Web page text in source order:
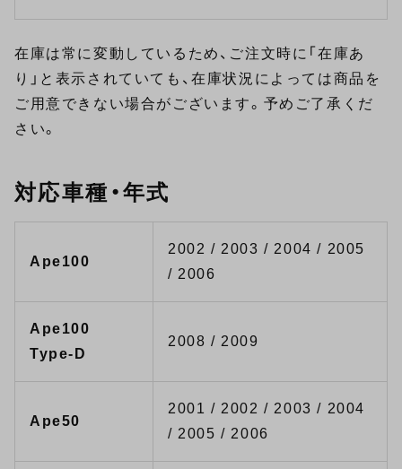
在庫は常に変動しているため、ご注文時に「在庫あ
り」と表示されていても、在庫状況によっては商品を
ご用意できない場合がございます。予めご了承くだ
さい。
対応車種・年式
Ape100
2002 / 2003 / 2004 / 2005
/ 2006
Ape100
Type-D
2008 / 2009
Ape50
2001 / 2002 / 2003 / 2004
/ 2005 / 2006